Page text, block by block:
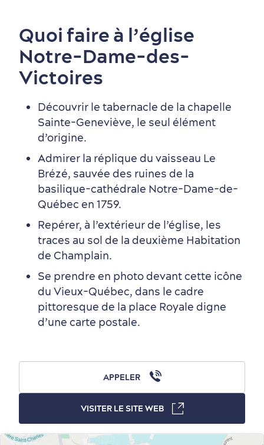
Périphérie de la ville
Tourisme responsable
Activités en hiver
Événements
en famille
en amoureux
Centres de villégiature
Rabais hôtels
Informations pratiques
Compensation carbone
Quoi faire à l’église
Notre-Dame-des-
Victoires
Découvrir le tabernacle de la chapelle
Sainte-Geneviève, le seul élément
d’origine.
Admirer la réplique du vaisseau Le
Brézé, sauvée des ruines de la
basilique-cathédrale Notre-Dame-de-
Québec en 1759.
Repérer, à l’extérieur de l’église, les
traces au sol de la deuxième Habitation
de Champlain.
Se prendre en photo devant cette icône
du Vieux-Québec, dans le cadre
pittoresque de la place Royale digne
d’une carte postale.
APPELER
VISITER LE SITE WEB